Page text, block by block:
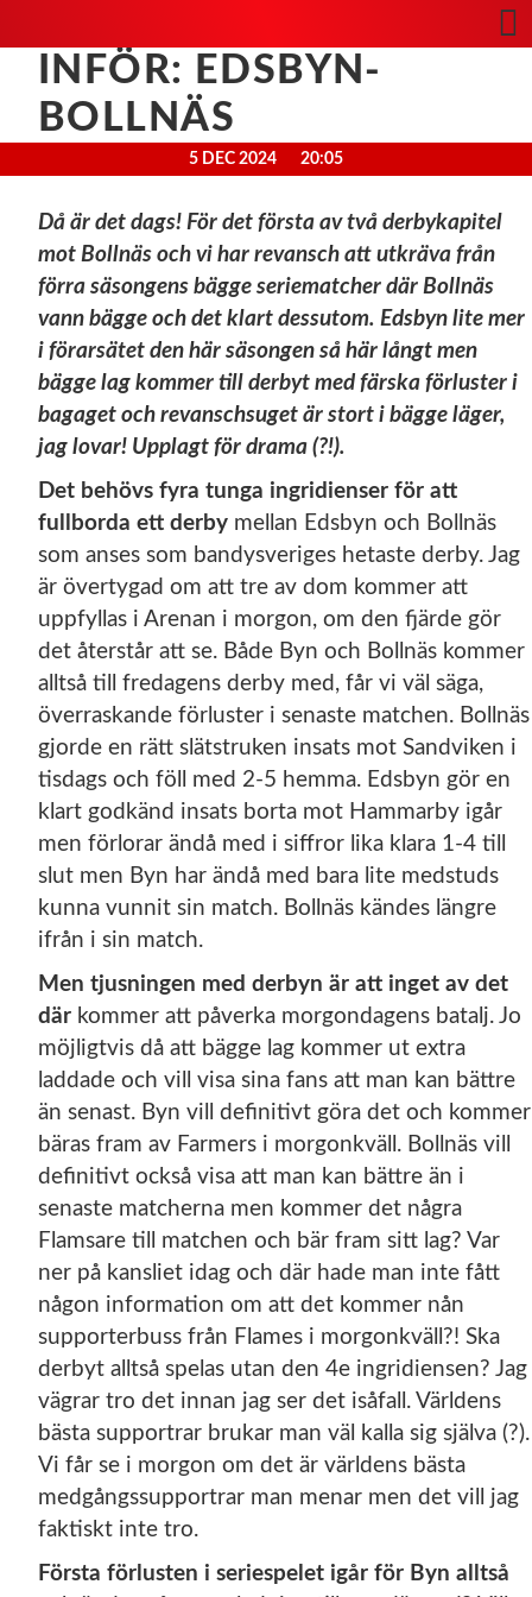
INFÖR: EDSBYN-
BOLLNÄS
5 DEC 2024 20:05
Då är det dags! För det första av två derbykapitel
mot Bollnäs och vi har revansch att utkräva från
förra säsongens bägge seriematcher där Bollnäs
vann bägge och det klart dessutom. Edsbyn lite mer
i förarsätet den här säsongen så här långt men
bägge lag kommer till derbyt med färska förluster i
bagaget och revanschsuget är stort i bägge läger,
jag lovar! Upplagt för drama (?!).
Det behövs fyra tunga ingridienser för att
fullborda ett derby mellan Edsbyn och Bollnäs
som anses som bandysveriges hetaste derby. Jag
är övertygad om att tre av dom kommer att
uppfyllas i Arenan i morgon, om den fjärde gör
det återstår att se. Både Byn och Bollnäs kommer
alltså till fredagens derby med, får vi väl säga,
överraskande förluster i senaste matchen. Bollnäs
gjorde en rätt slätstruken insats mot Sandviken i
tisdags och föll med 2-5 hemma. Edsbyn gör en
klart godkänd insats borta mot Hammarby igår
men förlorar ändå med i siffror lika klara 1-4 till
slut men Byn har ändå med bara lite medstuds
kunna vunnit sin match. Bollnäs kändes längre
ifrån i sin match.
Men tjusningen med derbyn är att inget av det
där kommer att påverka morgondagens batalj. Jo
möjligtvis då att bägge lag kommer ut extra
laddade och vill visa sina fans att man kan bättre
än senast. Byn vill definitivt göra det och kommer
bäras fram av Farmers i morgonkväll. Bollnäs vill
definitivt också visa att man kan bättre än i
senaste matcherna men kommer det några
Flamsare till matchen och bär fram sitt lag? Var
ner på kansliet idag och där hade man inte fått
någon information om att det kommer nån
supporterbuss från Flames i morgonkväll?! Ska
derbyt alltså spelas utan den 4e ingridiensen? Jag
vägrar tro det innan jag ser det isåfall. Världens
bästa supportrar brukar man väl kalla sig själva (?).
Vi får se i morgon om det är världens bästa
medgångssupportrar man menar men det vill jag
faktiskt inte tro.
Första förlusten i seriespelet igår för Byn alltså